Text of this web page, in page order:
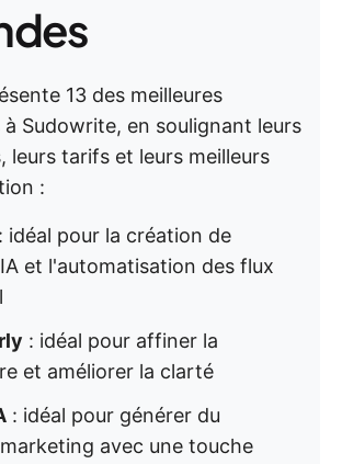
13 des meilleures
Sudowrite, en soulignant leurs
leurs tarifs et leurs meilleurs
:
: idéal pour la création de
et l'automatisation des flux
: idéal pour affiner la
et améliorer la clarté
: idéal pour générer du
avec une touche